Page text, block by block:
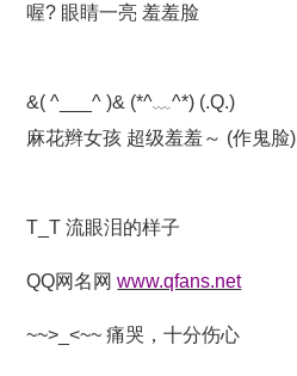
喔? 眼睛一亮 羞羞脸
&( ^___^ )& (*^﹏^*) (.Q.)
麻花辫女孩 超级羞羞～ (作鬼脸)
T_T 流眼泪的样子
QQ网名网www.qfans.net
~~>_<~~ 痛哭，十分伤心